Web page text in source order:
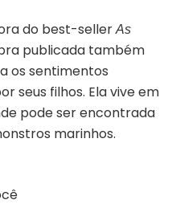
do best-sellerAs
publicada também
os sentimentos
seus filhos. Ela vive em
pode ser encontrada
marinhos.